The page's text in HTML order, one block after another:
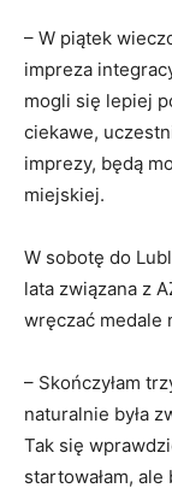
– W piątek
impreza
mogli się lepiej
ciekawe,
imprezy, będą
miejskiej.
W sobotę do
lata związana z
wręczać medale
– Skończyłam
naturalnie była
Tak się
startowałam,